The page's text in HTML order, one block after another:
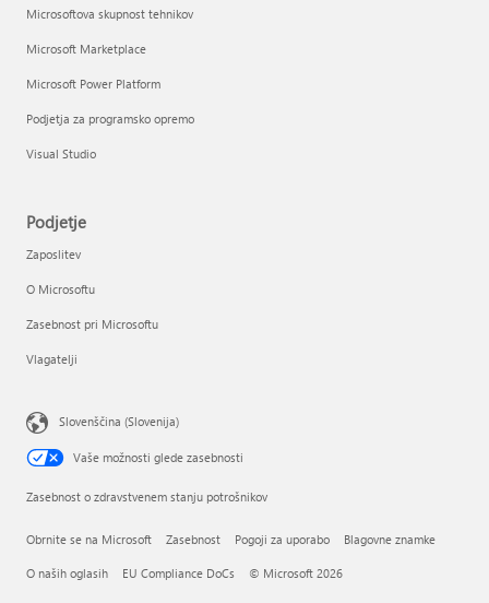
Microsoftova skupnost tehnikov
Microsoft Marketplace
Microsoft Power Platform
Podjetja za programsko opremo
Visual Studio
Podjetje
Zaposlitev
O Microsoftu
Zasebnost pri Microsoftu
Vlagatelji
Slovenščina (Slovenija)
Vaše možnosti glede zasebnosti
Zasebnost o zdravstvenem stanju potrošnikov
Obrnite se na Microsoft Zasebnost Pogoji za uporabo Blagovne znamke
O naših oglasih EU Compliance DoCs © Microsoft 2026